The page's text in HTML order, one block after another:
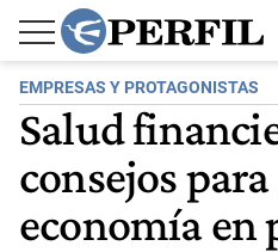
EMPRESAS Y PROTAGONISTAS
Salud
consejos
economía en